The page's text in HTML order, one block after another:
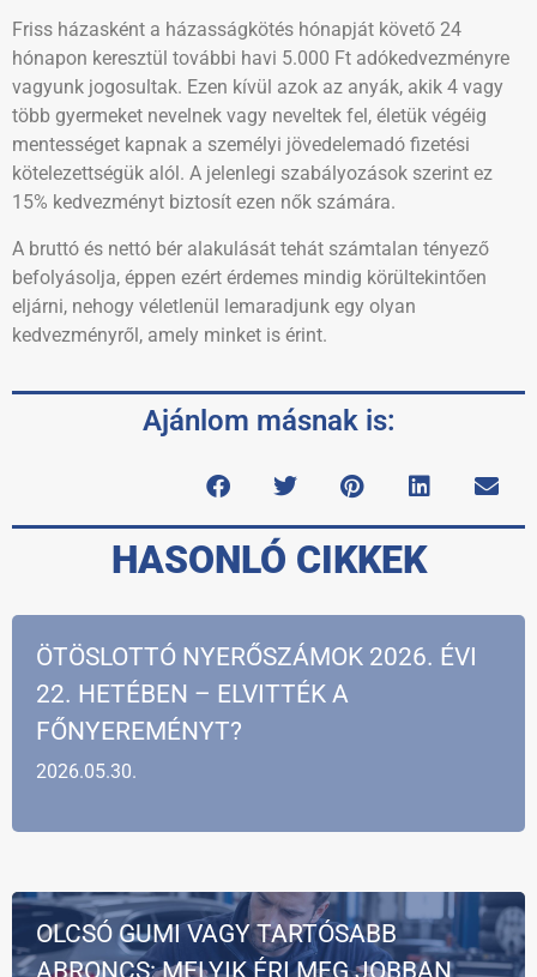
Friss házasként a házasságkötés hónapját követő 24
hónapon keresztül további havi 5.000 Ft adókedvezményre
vagyunk jogosultak. Ezen kívül azok az anyák, akik 4 vagy
több gyermeket nevelnek vagy neveltek fel, életük végéig
mentességet kapnak a személyi jövedelemadó fizetési
kötelezettségük alól. A jelenlegi szabályozások szerint ez
15% kedvezményt biztosít ezen nők számára.
A bruttó és nettó bér alakulását tehát számtalan tényező
befolyásolja, éppen ezért érdemes mindig körültekintően
eljárni, nehogy véletlenül lemaradjunk egy olyan
kedvezményről, amely minket is érint.
Ajánlom másnak is:
HASONLÓ CIKKEK
2026.05.30.
ÖTÖSLOTTÓ NYERŐSZÁMOK 2026. ÉVI
22. HETÉBEN – ELVITTÉK A
FŐNYEREMÉNYT?
OLCSÓ GUMI VAGY TARTÓSABB